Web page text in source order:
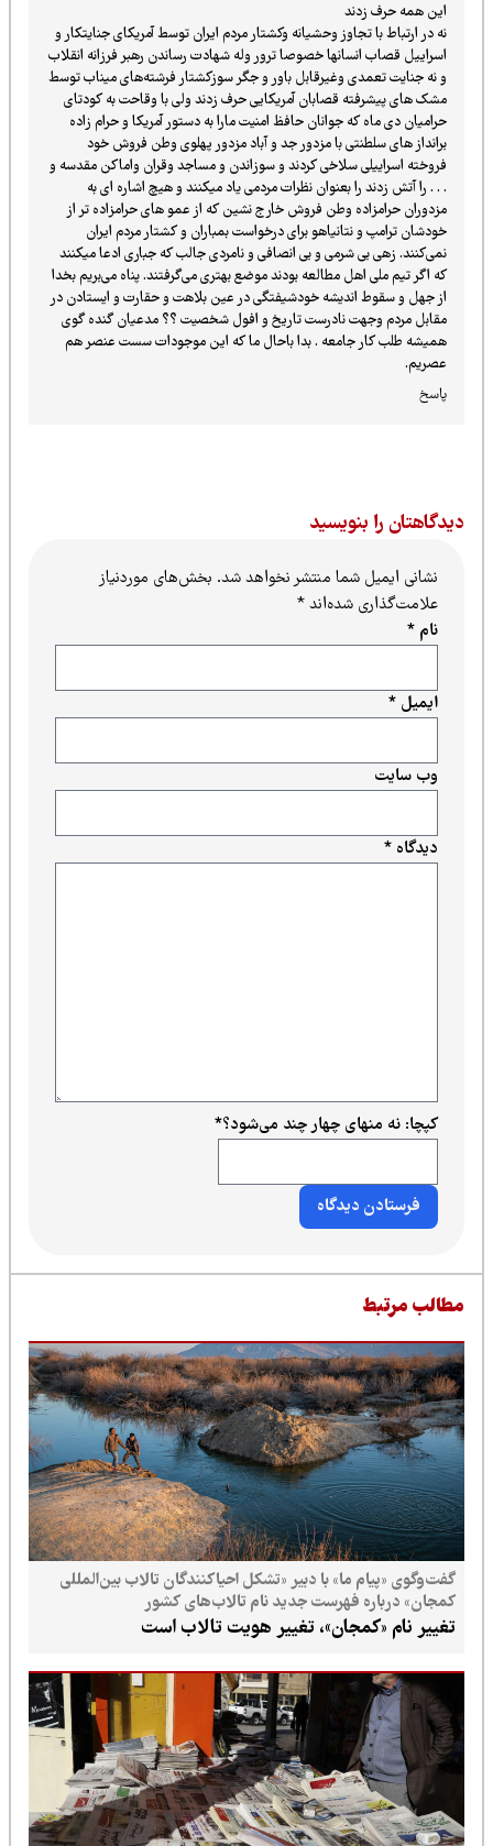
این همه حرف زدند
نه در ارتباط با تجاوز وحشیانه وکشتار مردم ایران توسط آمریکای جنایتکار و
اسراییل قصاب انسانها خصوصا ترور وله شهادت رساندن رهبر فرزانه انقلاب
و نه جنایت تعمدی وغیرقابل باور و جگر سوزکشتار فرشته‌های میناب توسط
مشک های پیشرفته قصابان آمریکایی حرف زدند ولی با وقاحت به کودتای
حرامیان دی ماه که جوانان حافظ امنیت مارا به دستور آمریکا و حرام زاده
برانداز های سلطنتی با مزدور جد و آباد مزدور پهلوی وطن فروش خود
فروخته اسراییلی سلاخی کردند و سوزاندن و مساجد وقران واماکن مقدسه و
. . . را آتش زدند را بعنوان نظرات مردمی یاد میکنند و هیچ اشاره ای به
مزدوران حرامزاده وطن فروش خارج نشین که از عمو های حرامزاده تر از
خودشان ترامپ و نتانیاهو برای درخواست بمباران و کشتار مردم ایران
نمی‌کنند. زهی بی شرمی و بی انصافی و نامردی جالب که جباری ادعا میکنند
که اگر تیم ملی اهل مطالعه بودند موضع بهتری می‌گرفتند. پناه می‌بریم بخدا
از جهل و سقوط اندیشه خودشیفتگی در عین بلاهت و حقارت و ایستادن در
مقابل مردم وجهت نادرست تاریخ و افول شخصیت ؟؟ مدعیان گنده گوی
همیشه طلب کار جامعه . بدا باحال ما که این موجودات سست عنصر هم
عصریم.
را بنویسید
نشانی ایمیل شما منتشر نخواهد شد.بخش‌های موردنیاز
علامت‌گذاری شده‌اند*
دیدگاه*
ایمیل*
وب‌ سایت
کپچا: نه منهای چهار چند می‌شود؟*
مرتبط
گفت‌وگوی «پیام ما» با دبیر «تشکل احیاکنندگان تالاب بین‌المللی
کمجان» درباره فهرست جدید نام تالاب‌های کشور
تغییر نام «کمجان»، تغییر هویت تالاب است